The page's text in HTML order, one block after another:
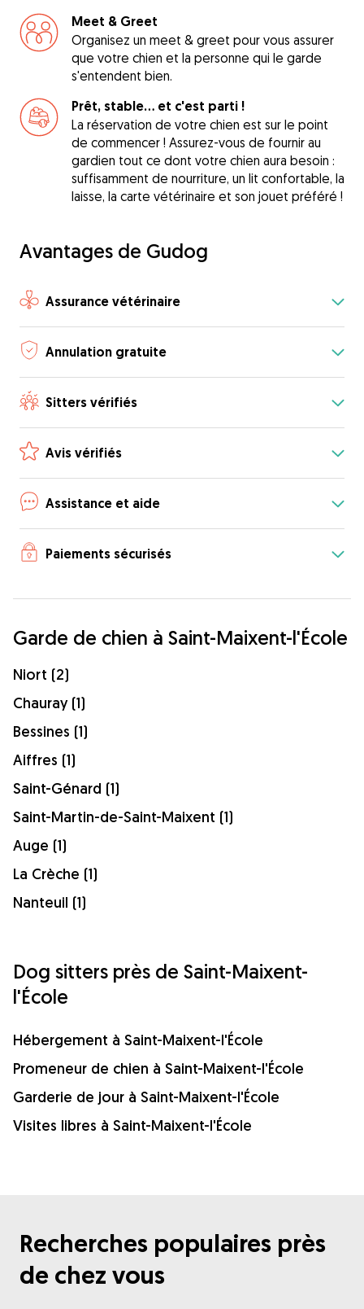
Meet & Greet
Organisez un meet & greet pour vous assurer
que votre chien et la personne qui le garde
s'entendent bien.
Prêt, stable... et c'est parti !
La réservation de votre chien est sur le point
de commencer ! Assurez-vous de fournir au
gardien tout ce dont votre chien aura besoin :
suffisamment de nourriture, un lit confortable, la
laisse, la carte vétérinaire et son jouet préféré !
Avantages de Gudog
Assurance vétérinaire
Annulation gratuite
Sitters vérifiés
Avis vérifiés
Assistance et aide
Paiements sécurisés
Garde de chien à Saint-Maixent-l'École
Niort (2)
Chauray (1)
Bessines (1)
Aiffres (1)
Saint-Génard (1)
Saint-Martin-de-Saint-Maixent (1)
Auge (1)
La Crèche (1)
Nanteuil (1)
Dog sitters près de Saint-Maixent-
l'École
Hébergement à Saint-Maixent-l'École
Promeneur de chien à Saint-Maixent-l'École
Garderie de jour à Saint-Maixent-l'École
Visites libres à Saint-Maixent-l'École
Recherches populaires près
de chez vous